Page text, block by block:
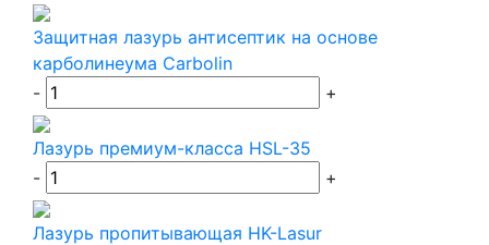
Защитная лазурь антисептик на основе
карболинеума Carbolin
-
+
Лазурь премиум-класса HSL-35
-
+
Лазурь пропитывающая HK-Lasur